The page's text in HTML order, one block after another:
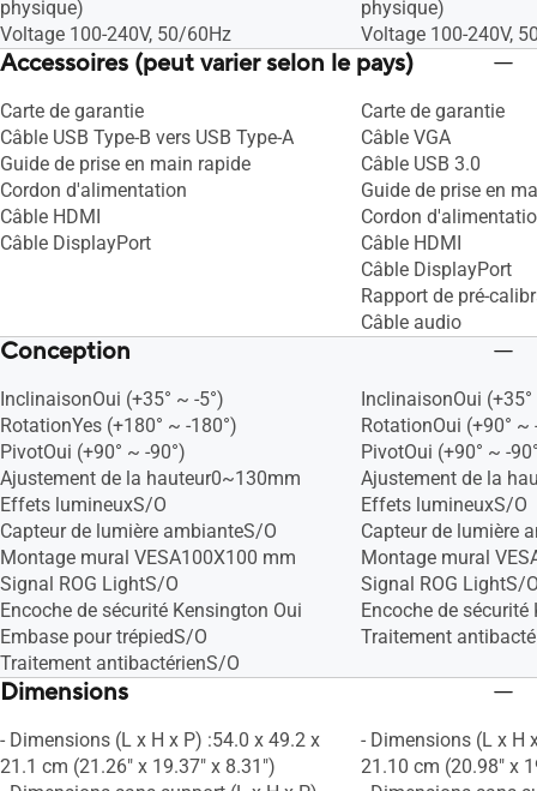
physique)
Voltage 100-240V, 50/60Hz
physique)
Voltage 100-240V,
Accessoires (peut varier selon le pays)
Carte de garantie
Câble USB Type-B vers USB Type-A
Guide de prise en main rapide
Cordon d'alimentation
Câble HDMI
Câble DisplayPort
Carte de garantie
Câble VGA
Câble USB 3.0
Guide de prise en
Cordon
Câble HDMI
Câble DisplayPort
Rapport de pré-
Câble audio
Conception
InclinaisonOui (+35° ~ -5°)
RotationYes (+180° ~ -180°)
PivotOui (+90° ~ -90°)
Ajustement de la hauteur0~130mm
Effets lumineuxS/O
Capteur de lumière ambianteS/O
Montage mural VESA100X100 mm
Signal ROG LightS/O
Encoche de sécurité Kensington Oui
Embase pour trépiedS/O
Traitement antibactérienS/O
InclinaisonOui (+35°
RotationOui (+90° ~
PivotOui (+90° ~ -
Ajustement de la
Effets lumineuxS/O
Capteur de lumière
Montage mural
Signal ROG LightS/
Encoche de
Traitement
Dimensions
- Dimensions (L x H x P) :54.0 x 49.2 x
21.1 cm (21.26" x 19.37" x 8.31")
- Dimensions (L x H
21.10 cm (20.98" x